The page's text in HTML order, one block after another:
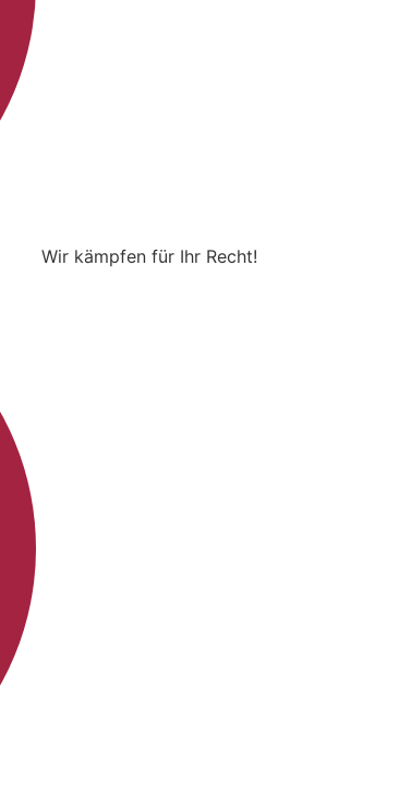
Wir kämpfen für Ihr Recht!